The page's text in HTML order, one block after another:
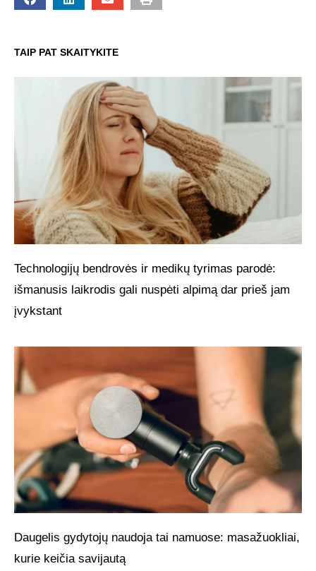
TAIP PAT SKAITYKITE
Technologijų bendrovės ir medikų tyrimas parodė:
išmanusis laikrodis gali nuspėti alpimą dar prieš jam
įvykstant
Daugelis gydytojų naudoja tai namuose: masažuokliai,
kurie keičia savijautą